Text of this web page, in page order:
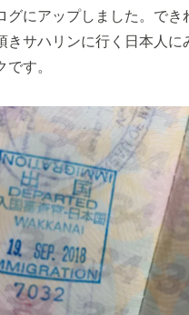
グにアップしました。でき
きサハリンに行く日本人に
です。